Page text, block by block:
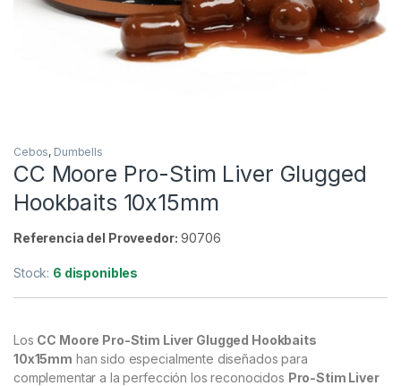
Cebos, Dumbells
CC Moore Pro-Stim Liver Glugged
Hookbaits 10x15mm
Referencia del Proveedor: 90706
Stock: 6 disponibles
Los CC Moore Pro-Stim Liver Glugged Hookbaits
10x15mm han sido especialmente diseñados para
complementar a la perfección los reconocidos Pro-Stim Liver